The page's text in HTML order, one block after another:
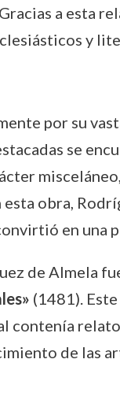
a esta
y
por su
se
obra,
en una
de Almela
(1481).
contenía
de las